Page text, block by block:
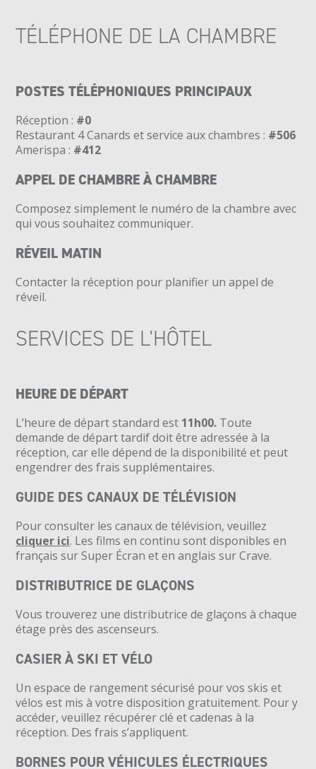
TÉLÉPHONE DE LA CHAMBRE
POSTES TÉLÉPHONIQUES PRINCIPAUX
Réception : #0
Restaurant 4 Canards et service aux chambres : #506
Amerispa : #412
APPEL DE CHAMBRE À CHAMBRE
Composez simplement le numéro de la chambre avec
qui vous souhaitez communiquer.
RÉVEIL MATIN
Contacter la réception pour planifier un appel de
réveil.
SERVICES DE L'HÔTEL
HEURE DE DÉPART
L’heure de départ standard est 11h00. Toute
demande de départ tardif doit être adressée à la
réception, car elle dépend de la disponibilité et peut
engendrer des frais supplémentaires.
GUIDE DES CANAUX DE TÉLÉVISION
Pour consulter les canaux de télévision, veuillez
cliquer ici. Les films en continu sont disponibles en
français sur Super Écran et en anglais sur Crave.
DISTRIBUTRICE DE GLAÇONS
Vous trouverez une distributrice de glaçons à chaque
étage près des ascenseurs.
CASIER À SKI ET VÉLO
Un espace de rangement sécurisé pour vos skis et
vélos est mis à votre disposition gratuitement. Pour y
accéder, veuillez récupérer clé et cadenas à la
réception. Des frais s’appliquent.
BORNES POUR VÉHICULES ÉLECTRIQUES